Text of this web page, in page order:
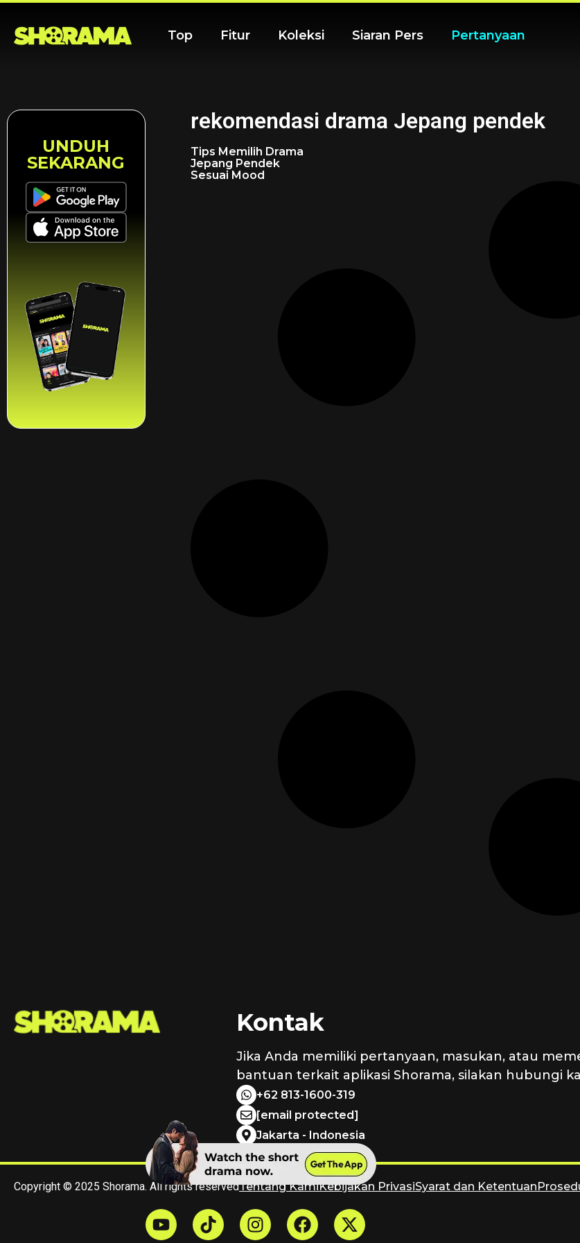
Top Fitur Koleksi Siaran Pers Pertanyaan
UNDUH
SEKARANG
rekomendasi drama Jepang pendek
Tips Memilih Drama
Jepang Pendek
Sesuai Mood
Kontak
Jika Anda memiliki pertanyaan, masukan, atau
bantuan terkait aplikasi Shorama, silakan hubungi
+62 813-1600-319
[email protected]
Jakarta - Indonesia
Copyright © 2025 Shorama. All rights reservedTentang KamiKebijakan PrivasiSyarat dan Ketentuan